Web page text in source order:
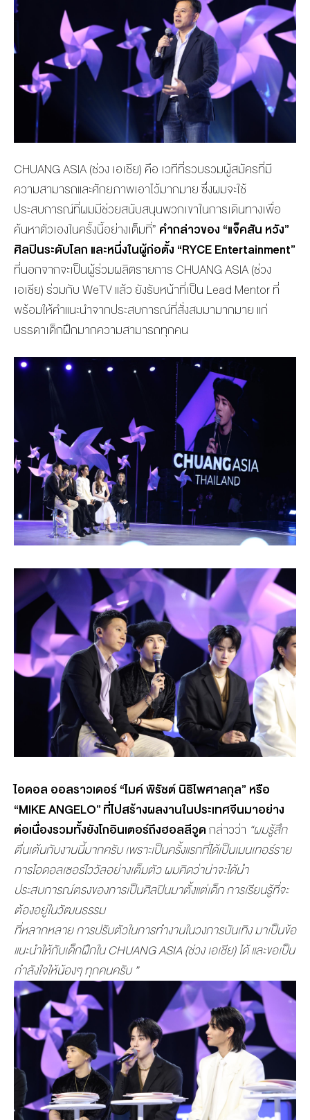
CHUANG ASIA (ช่วง เอเชีย) คือ เวทีที่รวบรวมผู้สมัครที่มี
ความสามารถและศักยภาพเอาไว้มากมาย ซึ่งผมจะใช้
ประสบการณ์ที่ผมมีช่วยสนับสนุนพวกเขาในการเดินทางเพื่อ
ค้นหาตัวเองในครั้งนี้อย่างเต็มที่” คำกล่าวของ “แจ็คสัน หวัง”
ศิลปินระดับโลก และหนึ่งในผู้ก่อตั้ง “RYCE Entertainment”
ที่นอกจากจะเป็นผู้ร่วมผลิตรายการ CHUANG ASIA (ช่วง
เอเชีย) ร่วมกับ WeTV แล้ว ยังรับหน้าที่เป็น Lead Mentor ที่
พร้อมให้คำแนะนำจากประสบการณ์ที่สั่งสมมามากมาย แก่
บรรดาเด็กฝึกมากความสามารถทุกคน
ไอดอล ออลราวเดอร์“ไมค์ พิรัชต์ นิธิไพศาลกุล” หรือ
“MIKE ANGELO”ที่ไปสร้างผลงานในประเทศจีนมาอย่าง
ต่อเนื่องรวมทั้งยังโกอินเตอร์ถึงฮอลลีวูดกล่าวว่า “ผมรู้สึก
ตื่นเต้นกับงานนี้มากครับ เพราะเป็นครั้งแรกที่ได้เป็นเมนเทอร์ราย
การไอดอลเซอร์ไววัลอย่างเต็มตัว ผมคิดว่าน่าจะได้นำ
ประสบการณ์ตรงของการเป็นศิลปินมาตั้งแต่เด็ก การเรียนรู้ที่จะ
ต้องอยู่ในวัฒนธรรม
ที่หลากหลาย การปรับตัวในการทำงานในวงการบันเทิง มาเป็นข้อ
แนะนำให้กับเด็กฝึกในCHUANG ASIA (ช่วง เอเชีย) ได้ และขอเป็น
กำลังใจให้น้องๆ ทุกคนครับ”